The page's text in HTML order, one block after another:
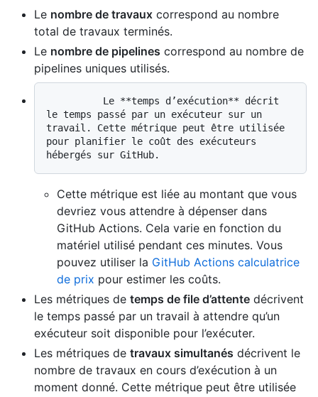
Le nombre de travaux correspond au nombre
total de travaux terminés.
Le nombre de pipelines correspond au nombre de
pipelines uniques utilisés.
le temps passé par un exécuteur sur un
travail. Cette métrique peut être utilisée
pour planifier le coût des exécuteurs
Cette métrique est liée au montant que vous
devriez vous attendre à dépenser dans
GitHub Actions. Cela varie en fonction du
matériel utilisé pendant ces minutes. Vous
pouvez utiliser la GitHub Actions calculatrice
de prix pour estimer les coûts.
Les métriques de temps de file d’attente décrivent
le temps passé par un travail à attendre qu’un
exécuteur soit disponible pour l’exécuter.
Les métriques de travaux simultanés décrivent le
nombre de travaux en cours d’exécution à un
moment donné. Cette métrique peut être utilisée